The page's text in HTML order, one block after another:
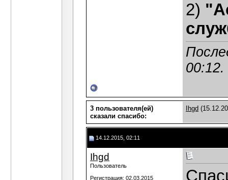
2)
00:12.
3 пользователя(ей)
сказали cпасибо:
Ihgd
14.12.2015, 02:11
Ihgd
Пользователь
Регистрация: 02.03.2015